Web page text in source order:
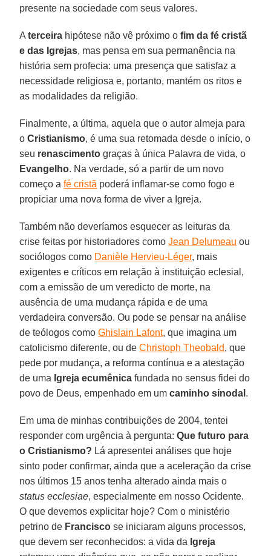
presente na sociedade com seus valores.
Aterceira hipótese não vê próximo ofim da fé cristã
e das Igrejas, mas pensa em sua permanência na
história sem profecia: uma presença que satisfaz a
necessidade religiosa e, portanto, mantém os ritos e
as modalidades da religião.
Finalmente, a última, aquela que o autor almeja para
oCristianismo, é uma sua retomada desde o início, o
seu renascimento graças à única Palavra de vida, o
Evangelho. Na verdade, só a partir de um novo
começo afé cristã poderá inflamar-se como fogo e
propiciar uma nova forma de viver a Igreja.
Também não deveríamos esquecer as leituras da
crise feitas por historiadores comoJean Delumeau ou
sociólogos como Danièle Hervieu-Léger, mais
exigentes e críticos em relação à instituição eclesial,
com a emissão de um veredicto de morte, na
ausência de uma mudança rápida e de uma
verdadeira conversão. Ou pode se pensar na análise
de teólogos comoGhislain Lafont, que imagina um
catolicismo diferente, ou deChristoph Theobald, que
pede por mudança, a reforma contínua e a atestação
de uma Igreja ecumênica fundada no sensus fidei do
povo de Deus, empenhado em umcaminho sinodal .
Em uma de minhas contribuições de 2004, tentei
responder com urgência à pergunta:Que futuro para
o Cristianismo? Lá apresentei análises que hoje
sinto poder confirmar, ainda que a aceleração da crise
nos últimos 15 anos tenha alterado ainda mais o
status ecclesiae, especialmente em nosso Ocidente.
O que devemos explicitar hoje? Com o ministério
petrino de Francisco se iniciaram alguns processos,
que devem ser reconhecidos: a vida da Igreja